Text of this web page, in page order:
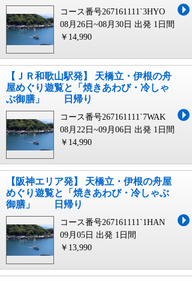
コース番号267161111`3HYO
08月26日~08月30日 出発 1日間
￥14,990
【ＪＲ和歌山駅発】 天橋立・伊根の舟
屋めぐり遊覧と「焼きあわび・冷しゃ
ぶ御膳」 日帰り
コース番号267161111`7WAK
08月22日~09月06日 出発 1日間
￥14,990
【阪神エリア発】 天橋立・伊根の舟屋
めぐり遊覧と「焼きあわび・冷しゃぶ
御膳」 日帰り
コース番号267161111`1HAN
09月05日 出発 1日間
￥13,990